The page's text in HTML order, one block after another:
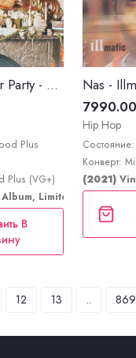
The Last Dinner Party - Prelude To Ecstasy
Plus
Plus (VG+)
Limited Edition,
В
Nas -
Hip Hop
Конверт:
(2021)
12 13 .. 869